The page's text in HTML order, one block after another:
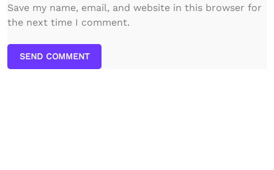
Save my name, email, and website in this browser for
the next time I comment.
SEND COMMENT